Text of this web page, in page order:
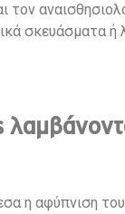
τον
σκευάσματα
η αφύπνιση